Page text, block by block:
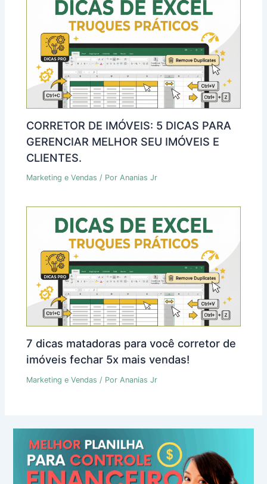
CORRETOR DE IMÓVEIS: 5 DICAS PARA
GERENCIAR MELHOR SEU IMÓVEIS E
CLIENTES.
Marketing e Vendas / PorAnanias Jr
7 dicas matadoras para você corretor de
imóveis fechar 5x mais vendas!
Marketing e Vendas / PorAnanias Jr